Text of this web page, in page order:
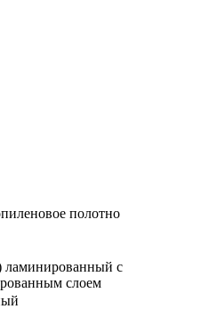
полотно
ламинированный с
слоем